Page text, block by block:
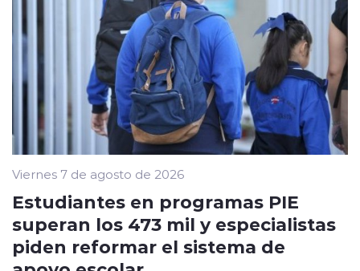
Viernes 7 de agosto de 2026
Estudiantes en programas PIE
superan los 473 mil y especialistas
piden reformar el sistema de